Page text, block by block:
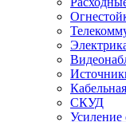
СКУД
Усиление